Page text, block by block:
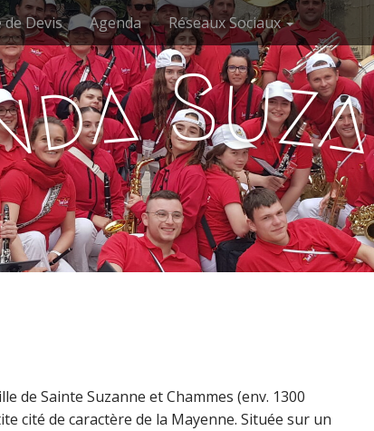
Devis Agenda Réseaux Sociaux
da Suz
de Sainte Suzanne et Chammes (env. 1300
cité de caractère de la Mayenne. Située sur un